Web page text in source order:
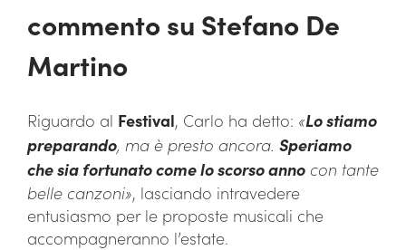
commento su Stefano De
Martino
Riguardo al Festival, Carlo ha detto: «Lo stiamo
preparando, ma è presto ancora. Speriamo
che sia fortunato come lo scorso anno con tante
belle canzoni», lasciando intravedere
entusiasmo per le proposte musicali che
accompagneranno l’estate.